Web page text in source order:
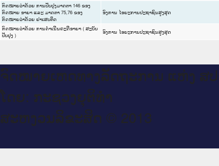
ກົດໝາຍວ່າດ້ວຍ ການປັບປຸງມາດຕາ 146 ຂອງ
ກົດໝາຍ ອາຍາ ແລະ ມາດຕາ 75,76 ຂອງ
ກົດໝາຍວ່າດ້ວຍ ຢາເສບຕິດ
ອົງການ ໄອຍະການປະຊາຊົນສູງສຸດ
ກົດໝາຍວ່າດ້ວຍ ການດຳເນີນຄະດີອາຍາ ( ສະບັບ
ປັບປຸງ )
ອົງການ ໄອຍະການປະຊາຊົນສູງສຸດ
ຈົດ​ໝາຍ​ເຫດ​ທາງ​ລັດ​ຖະ​ການ ແຫ່ງ ສ​
ໂດຍ: ກະ​ຊວງຍຸ​ຕິ​ທຳ
ສະ​ຫງວນ​ລິ​ຂະ​ສິດ © 2013